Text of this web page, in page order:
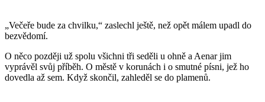
„Večeře bude za chvilku,“ zaslechl ještě, než opět málem upadl do
bezvědomí.
O něco později už spolu všichni tři seděli u ohně a Aenar jim
vyprávěl svůj příběh. O městě v korunách i o smutné písni, jež ho
dovedla až sem. Když skončil, zahleděl se do plamenů.